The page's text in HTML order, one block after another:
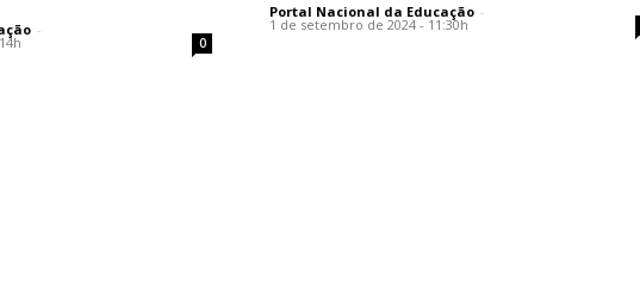
-
0
Portal Nacional da Educação -
1 de setembro de 2024 - 11:30h